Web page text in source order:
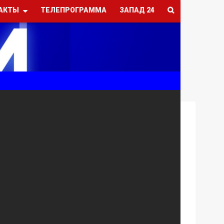
ТЕЛЕПРОГРАММА ЗАПАД 24